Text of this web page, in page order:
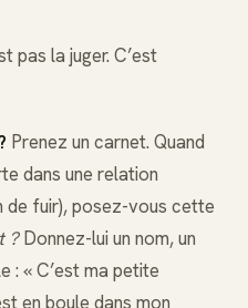
pas la juger. C’est
Prenez un carnet. Quand
dans une relation
de fuir), posez-vous cette
?Donnez-lui un nom, un
: « C’est ma petite
en boule dans mon